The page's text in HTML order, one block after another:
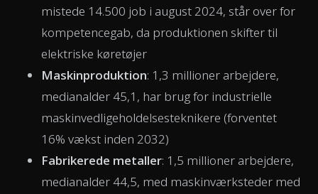
mistede 14.500 job i august 2024, står over for
kompetencegab, da produktionen skifter til
elektriske køretøjer
Maskinproduktion: 1,3 millioner arbejdere,
medianalder 45,1, har brug for industrielle
maskinvedligeholdelsesteknikere (forventet
16% vækst inden 2032)
Fabrikerede metaller: 1,5 millioner arbejdere,
medianalder 44,5, med maskinværksteder med